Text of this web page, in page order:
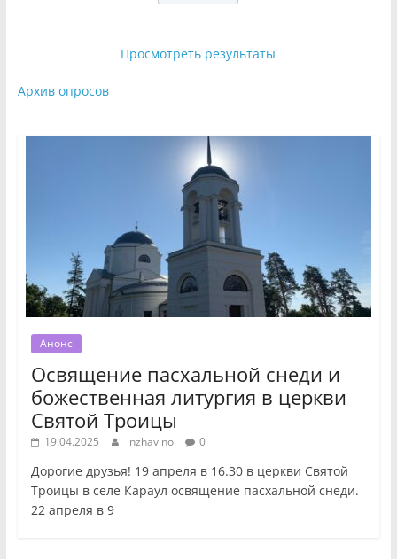
Просмотреть результаты
Архив опросов
Анонс
Освящение пасхальной снеди и
божественная литургия в церкви
Святой Троицы
19.04.2025 inzhavino 0
Дорогие друзья! 19 апреля в 16.30 в церкви Святой
Троицы в селе Караул освящение пасхальной снеди.
22 апреля в 9